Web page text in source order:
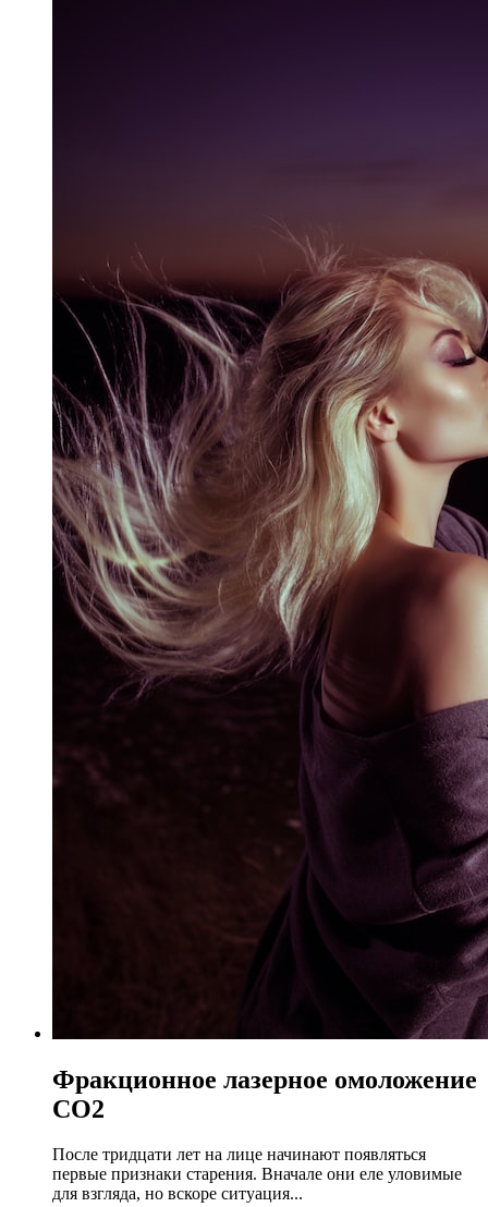
Фракционное лазерное омоложение
СО2
После тридцати лет на лице начинают появляться
первые признаки старения. Вначале они еле уловимые
для взгляда, но вскоре ситуация...